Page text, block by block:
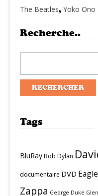
The Beatles, Yoko Ono
Recherche..
Tags
BluRayBob Dylan
documentaire DVD
Zappa George Duke